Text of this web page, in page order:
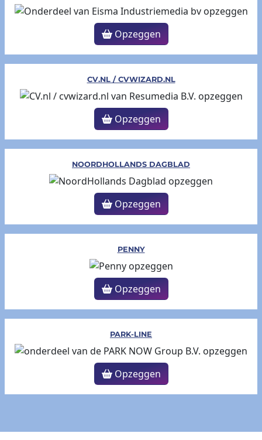
Opzeggen
CV.NL / CVWIZARD.NL
Opzeggen
NOORDHOLLANDS DAGBLAD
Opzeggen
PENNY
Opzeggen
PARK-LINE
Opzeggen